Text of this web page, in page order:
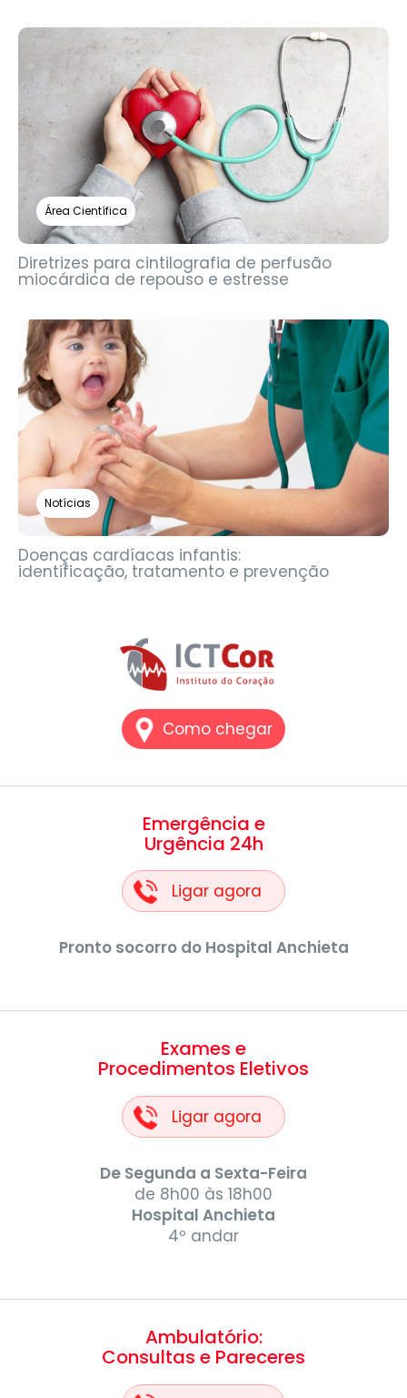
Área Científica
Diretrizes para cintilografia de perfusão
miocárdica de repouso e estresse
Notícias
Doenças cardíacas infantis:
identificação, tratamento e prevenção
Como chegar
Emergência e
Urgência 24h
Ligar agora
Pronto socorro do Hospital Anchieta
Exames e
Procedimentos Eletivos
Ligar agora
De Segunda a Sexta-Feira
de 8h00 às 18h00
Hospital Anchieta
4º andar
Ambulatório:
Consultas e Pareceres